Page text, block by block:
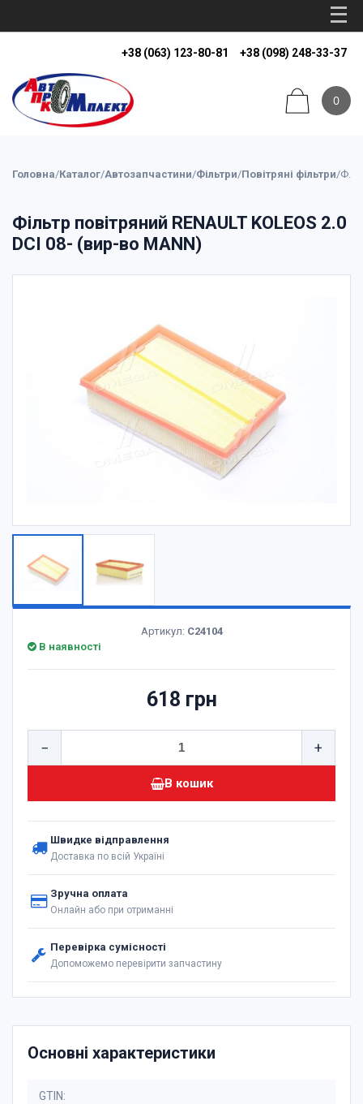
+38 (063) 123-80-81 +38 (098) 248-33-37
0
Головна/Каталог/Автозапчастини/Фільтри/Повітряні фільтри/ Фільтр повітряний RENAULT KOLEOS 2.0 DCI 08- (вир-во MANN)
Фільтр повітряний RENAULT KOLEOS 2.0
DCI 08- (вир-во MANN)
Артикул: C24104
В наявності
618 грн
− +
В кошик
Швидке відправлення
Доставка по всій Україні
Зручна оплата
Онлайн або при отриманні
Перевірка сумісності
Допоможемо перевірити запчастину
Основні характеристики
GTIN: